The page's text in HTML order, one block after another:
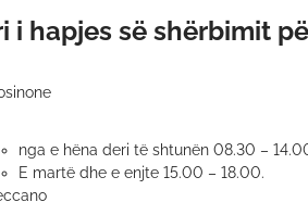
i hapjes së shërbimit
nga e hëna deri të shtunën 08.30 –
E martë dhe e enjte 15.00 – 18.00.